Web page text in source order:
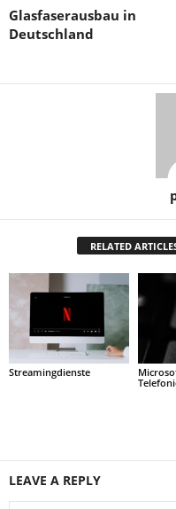
Glasfaserausbau in
Deutschland
RELATED
Streamingdienste
LEAVE A REPLY